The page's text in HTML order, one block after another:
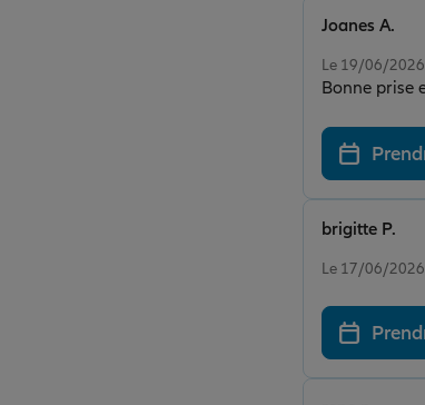
Le 19/06/2026
Bonne prise
Joanes A.
Le 17/06/2026
brigitte P.